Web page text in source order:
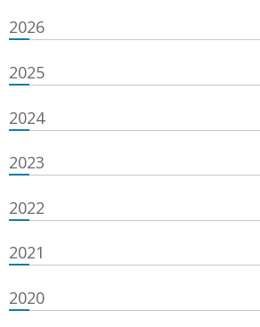
2026
2025
2024
2023
2022
2021
2020